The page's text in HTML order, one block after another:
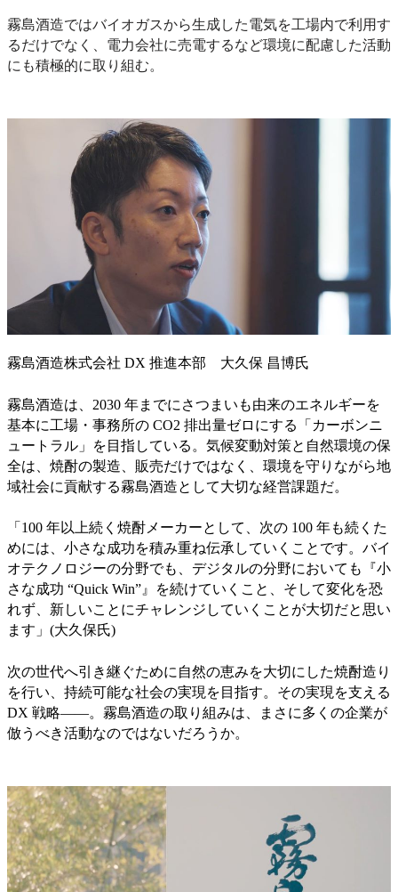
霧島酒造ではバイオガスから生成した電気を工場内で利用す
るだけでなく、電力会社に売電するなど環境に配慮した活動
にも積極的に取り組む。
霧島酒造株式会社 DX 推進本部 大久保 昌博氏
霧島酒造は、2030 年までにさつまいも由来のエネルギーを
基本に工場・事務所の CO2 排出量ゼロにする「カーボンニ
ュートラル」を目指している。気候変動対策と自然環境の保
全は、焼酎の製造、販売だけではなく、環境を守りながら地
域社会に貢献する霧島酒造として大切な経営課題だ。
「100 年以上続く焼酎メーカーとして、次の 100 年も続くた
めには、小さな成功を積み重ね伝承していくことです。バイ
オテクノロジーの分野でも、デジタルの分野においても『小
さな成功 “Quick Win”』を続けていくこと、そして変化を恐
れず、新しいことにチャレンジしていくことが大切だと思い
ます」(大久保氏)
次の世代へ引き継ぐために自然の恵みを大切にした焼酎造り
を行い、持続可能な社会の実現を目指す。その実現を支える
DX 戦略――。霧島酒造の取り組みは、まさに多くの企業が
倣うべき活動なのではないだろうか。